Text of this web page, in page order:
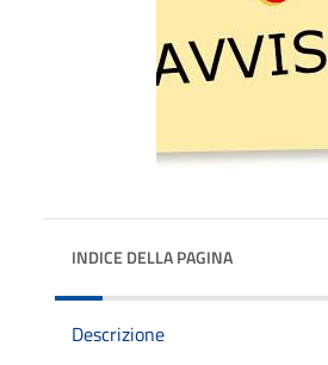
INDICE DELLA PAGINA
Descrizione